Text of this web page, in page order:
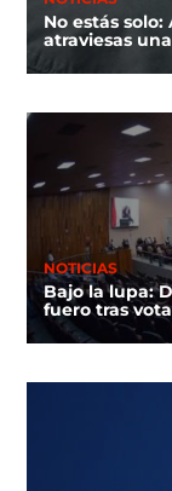
No estás
atraviesas
NOTICIAS
Bajo la lupa:
fuero tras